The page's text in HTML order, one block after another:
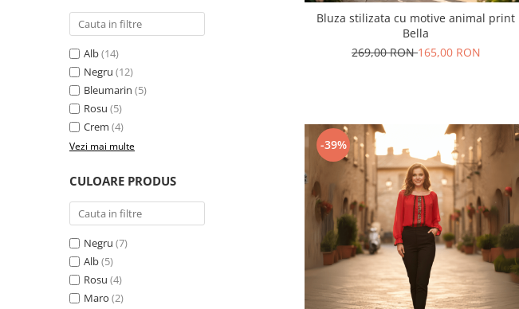
Alb(14)
Negru (12)
Bleumarin (5)
Rosu (5)
Crem (4)
Vezi mai multe
CULOARE PRODUS
Negru (7)
Alb(5)
Rosu (4)
Maro (2)
Bluza stilizata cu motive animal print
Bella
269,00 RON165,00 RON
-39%